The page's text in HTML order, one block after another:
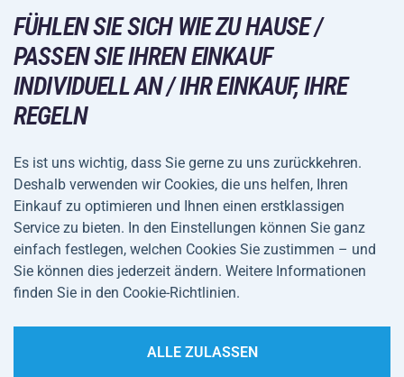
Großhandel
Einkaufsratgeber
Racketsportarten
Wintersport
Freizeit und Unterhaltung
Camping und Wandern
Fahrräder und Roller
Ballsportarten
Wassersport
Sportbekleidung und Accessoires
Acra-Garantie
Rückgabe und Reklamationen
VERSANDARTEN
ZAHLUNGSARTEN
Allgemeine
Geschäftsbedingungen
Datenschutz
Cookie-Einstellungen
FÜHLEN SIE SICH WIE ZU HAUSE /
PASSEN SIE IHREN EINKAUF
INDIVIDUELL AN / IHR EINKAUF, IHRE
REGELN
Es ist uns wichtig, dass Sie gerne zu uns zurückkehren.
Deshalb verwenden wir Cookies, die uns helfen, Ihren
Einkauf zu optimieren und Ihnen einen erstklassigen
Service zu bieten. In den Einstellungen können Sie ganz
einfach festlegen, welchen Cookies Sie zustimmen – und
Sie können dies jederzeit ändern. Weitere Informationen
finden Sie in den Cookie-Richtlinien.
ALLE ZULASSEN